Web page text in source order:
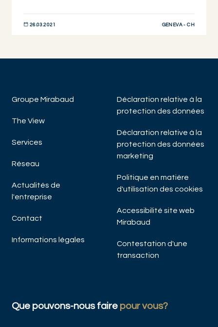
26.03.2021 GENEVA - CH
Groupe Mirabaud
The View
Services
Réseau
Actualités de
l'entreprise
Contact
Informations légales
Déclaration relative à la
protection des données
Déclaration relative à la
protection des données
marketing
Politique en matière
d'utilisation des cookies
Accessibilité site web
Mirabaud
Contestation d'une
transaction
Que pouvons-nous faire pour vous?